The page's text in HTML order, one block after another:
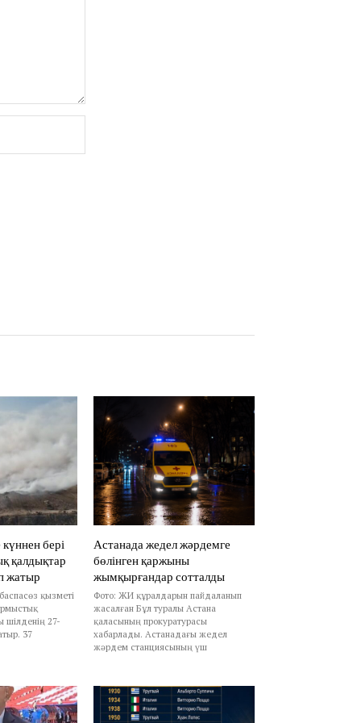
бері
қалдықтар
жатыр
қызметі
шілденің 27-
37
Астанада жедел жәрдемге
бөлінген қаржыны
жымқырғандар сотталды
Фото: ЖИ құралдарын пайдаланып
жасалған Бұл туралы Астана
қаласының прокуратурасы
хабарлады. Астанадағы жедел
жәрдем станциясының үш